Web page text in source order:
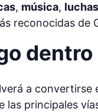
, música, luchas
reconocidas de
a
las principales